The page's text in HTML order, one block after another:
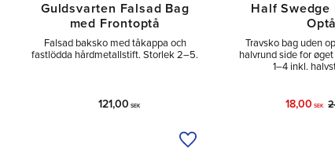
Guldsvarten Falsad Bag
med Frontoptå
Falsad baksko med tåkappa och
fastlödda hårdmetallstift. Storlek 2–5.
121,00 SEK
Tilføj til ønskeliste
Half Swedge
Optå
Travsko bag uden
halvrund side for
1–4 inkl.
18,00 SEK